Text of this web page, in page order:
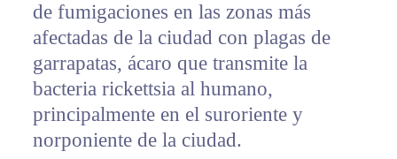
de fumigaciones en las zonas más
afectadas de la ciudad con plagas de
garrapatas, ácaro que transmite la
bacteria rickettsia al humano,
principalmente en el suroriente y
norponiente de la ciudad.